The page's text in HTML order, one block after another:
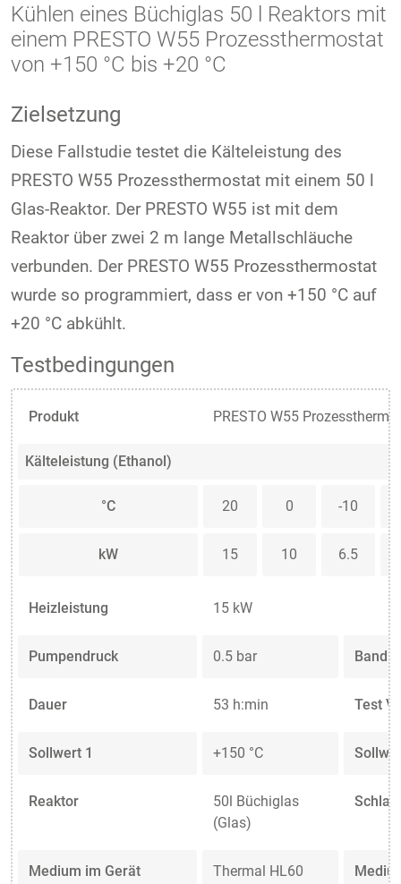
Kühlen eines Büchiglas 50 l Reaktors mit
einem PRESTO W55 Prozessthermostat
von +150 °C bis +20 °C
Zielsetzung
Diese Fallstudie testet die Kälteleistung des
PRESTO W55 Prozessthermostat mit einem 50 l
Glas-Reaktor. Der PRESTO W55 ist mit dem
Reaktor über zwei 2 m lange Metallschläuche
verbunden. Der PRESTO W55 Prozessthermostat
wurde so programmiert, dass er von +150 °C auf
+20 °C abkühlt.
Testbedingungen
Produkt PRESTO W55
Kälteleistung (Ethanol)
°C 20 0 -10
kW 15 10 6.5
Heizleistung 15 kW
Pumpendruck 0.5 bar
Dauer 53 h:min Test
Sollwert 1 +150 °C
Reaktor
50l Büchiglas
(Glas)
Medium im Gerät Thermal HL60